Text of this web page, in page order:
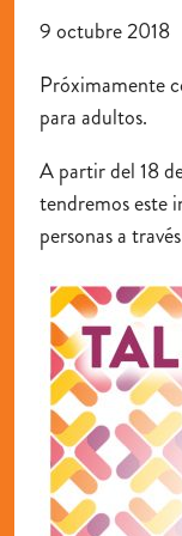
9 octubre 2018
Próximamente
para adultos.
A partir del 18
tendremos este
personas a